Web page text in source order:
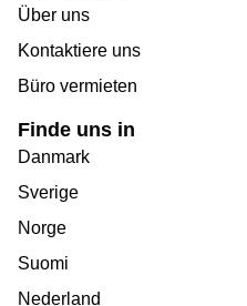
Über uns
Kontaktiere uns
Büro vermieten
Finde uns in
Danmark
Sverige
Norge
Suomi
Nederland